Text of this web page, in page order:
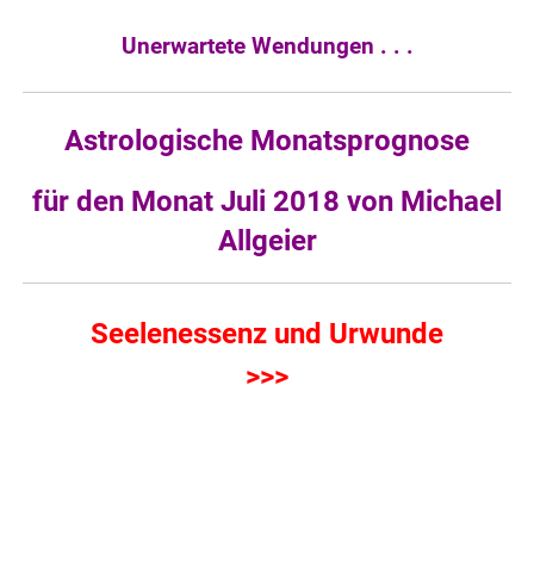
Unerwartete Wendungen . . .
Astrologische Monatsprognose
für den Monat Juli 2018 von Michael
Allgeier
Seelenessenz und Urwunde
>>>